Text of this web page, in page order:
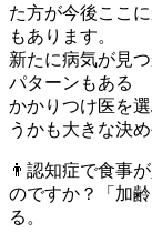
た方が今後ここ
もあります。
新たに病気が見
パターンもある
かかりつけ医を
うかも大きな決
👨認知症で食事
のですか？「加
る。